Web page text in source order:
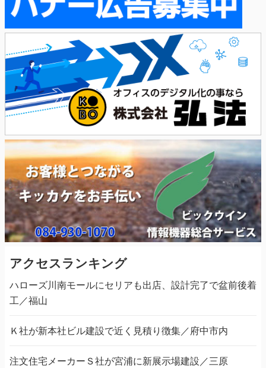
アクセスランキング
ハローズ川南モールにセリアも出店、設計完了で盆前後着
工／福山
Ｋ社が新本社ビル建設で近く見積り徴集／府中市内
注文住宅メーカーＳ社が宮浦に新展示場建設／三原